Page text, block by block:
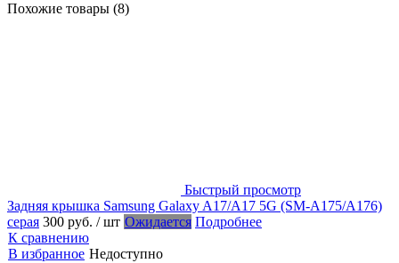
Похожие товары (8)
Быстрый просмотр
Задняя крышка Samsung Galaxy A17/A17 5G (SM-A175/A176)
серая 300 руб. / шт Ожидается Подробнее
К сравнению
В избранное Недоступно